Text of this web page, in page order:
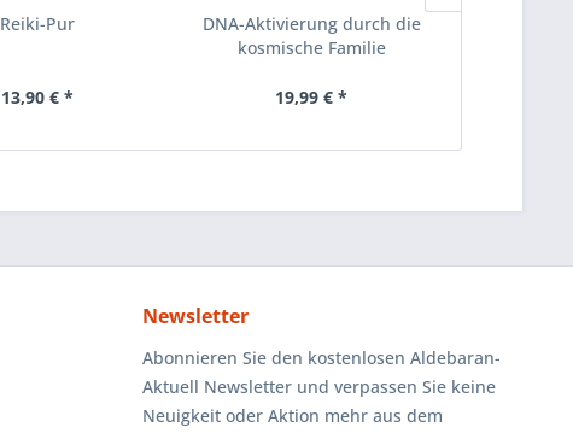
Reiki-Pur
13,90 € *
DNA-Aktivierung durch die
kosmische Familie
19,99 € *
Newsletter
Abonnieren Sie den kostenlosen Aldebaran-
Aktuell Newsletter und verpassen Sie keine
Neuigkeit oder Aktion mehr aus dem